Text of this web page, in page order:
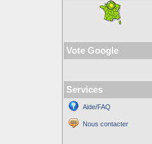
Vote Google
Services
Aide/FAQ
Nous contacter